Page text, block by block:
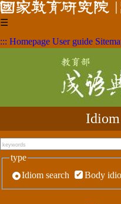
☰
::: Homepage User guide
Idiom
type
Idiom search
Body